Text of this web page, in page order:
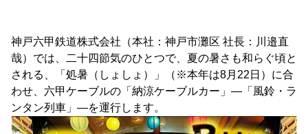
神戸六甲鉄道株式会社（本社：神戸市灘区 社長：川邉直
哉）では、二十四節気のひとつで、夏の暑さも和らぐ頃と
される、「処暑（しょしょ）」（※本年は8月22日）に合
わせ、六甲ケーブルの「納涼ケーブルカー」―「風鈴・ラ
ンタン列車」―を運行します。